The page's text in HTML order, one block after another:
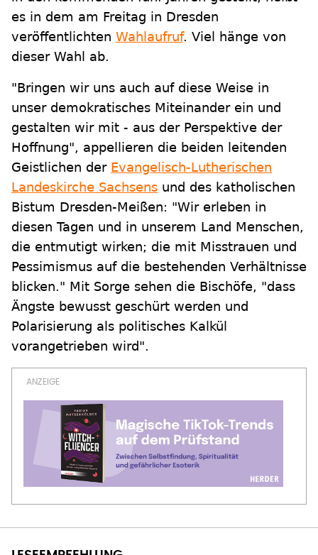
es in dem am Freitag in Dresden
veröffentlichten Wahlaufruf. Viel hänge von
dieser Wahl ab.
"Bringen wir uns auch auf diese Weise in
unser demokratisches Miteinander ein und
gestalten wir mit - aus der Perspektive der
Hoffnung", appellieren die beiden leitenden
Geistlichen der Evangelisch-Lutherischen
Landeskirche Sachsens und des katholischen
Bistum Dresden-Meißen: "Wir erleben in
diesen Tagen und in unserem Land Menschen,
die entmutigt wirken; die mit Misstrauen und
Pessimismus auf die bestehenden Verhältnisse
blicken." Mit Sorge sehen die Bischöfe, "dass
Ängste bewusst geschürt werden und
Polarisierung als politisches Kalkül
vorangetrieben wird".